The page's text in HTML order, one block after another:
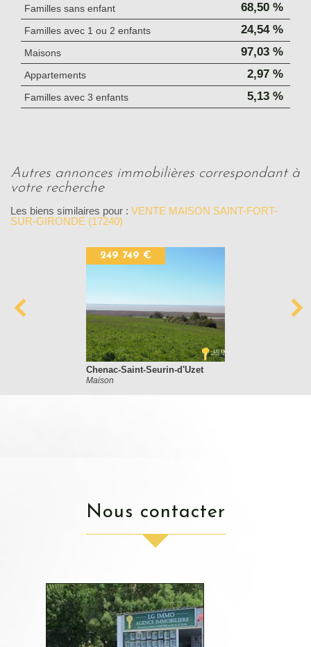
Familles sans enfant 68,50 %
Familles avec 1 ou 2 enfants 24,54 %
Maisons 97,03 %
Appartements 2,97 %
Familles avec 3 enfants 5,13 %
autres annonces immobilières correspondant à
votre recherche
Les biens similaires pour : VENTE MAISON SAINT-FORT-
SUR-GIRONDE (17240)
249 749 €
Chenac-Saint-Seurin-d'Uzet
Maison
nous contacter